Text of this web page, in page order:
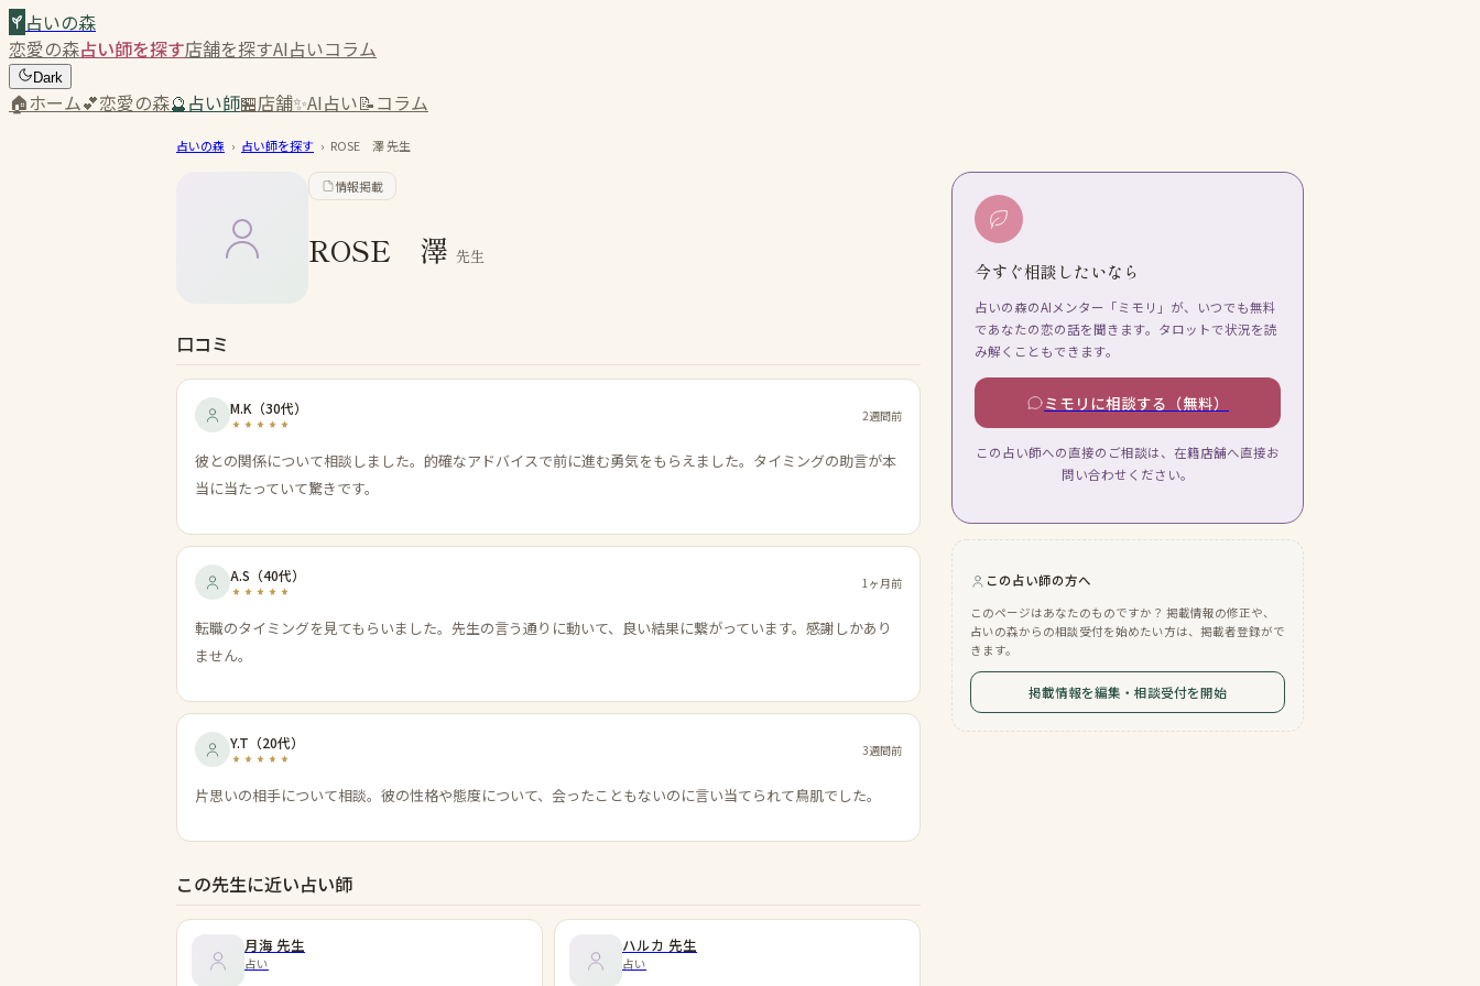
占いの森
恋愛の森占い師を探す店舗を探すAI占いコラム
Dark
🏠ホーム💕恋愛の森🔮占い師🏪店舗✨AI占い📝コラム
占いの森 › 占い師を探す › ROSE 澤先生
情報掲載
ROSE 澤 先生
口コミ
M.K （30代） 2週間前
彼との関係について相談しました。的確なアドバイスで前に進む勇気をもらえました。タイミングの助言が本
当に当たっていて驚きです。
A.S （40代） 1ヶ月前
転職のタイミングを見てもらいました。先生の言う通りに動いて、良い結果に繋がっています。感謝しかあり
ません。
Y.T （20代） 3週間前
片思いの相手について相談。彼の性格や態度について、会ったこともないのに言い当てられて鳥肌でした。
この先生に近い占い師
月海 先生
占い
ハルカ 先生
占い
今すぐ相談したいなら
占いの森のAIメンター「ミモリ」が、いつでも無料
であなたの恋の話を聞きます。タロットで状況を読
み解くこともできます。
ミモリに相談する（無料）
この占い師への直接のご相談は、在籍店舗へ直接お
問い合わせください。
この占い師の方へ
このページはあなたのものですか？ 掲載情報の修正や、
占いの森からの相談受付を始めたい方は、掲載者登録がで
きます。
掲載情報を編集・相談受付を開始